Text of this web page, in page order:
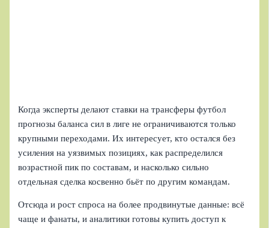
Когда эксперты делают ставки на трансферы футбол
прогнозы баланса сил в лиге не ограничиваются только
крупными переходами. Их интересует, кто остался без
усиления на уязвимых позициях, как распределился
возрастной пик по составам, и насколько сильно
отдельная сделка косвенно бьёт по другим командам.
Отсюда и рост спроса на более продвинутые данные: всё
чаще и фанаты, и аналитики готовы купить доступ к